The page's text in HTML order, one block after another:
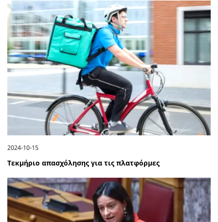
2024-10-15
Τεκμήριο απασχόλησης για τις πλατφόρμες